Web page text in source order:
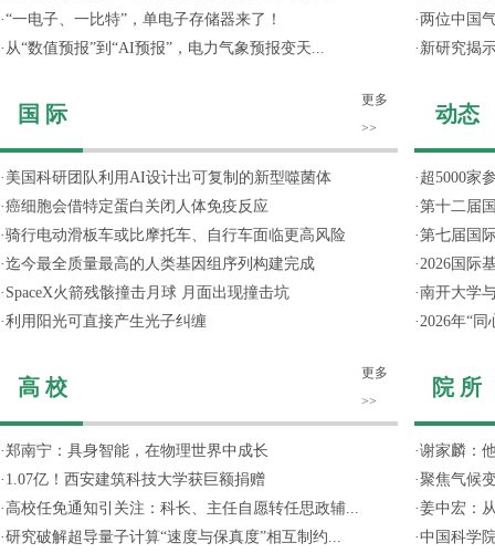
·“一电子、一比特”，单电子存储器来了！
· 从“数值预报”到“AI预报”，电力气象预报变天...
国 际
更多
>>
· 美国科研团队利用AI设计出可复制的新型噬菌体
·癌细胞会借特定蛋白关闭人体免疫反应
·骑行电动滑板车或比摩托车、自行车面临更高风险
·迄今最全质量最高的人类基因组序列构建完成
· SpaceX火箭残骸撞击月球 月面出现撞击坑
·利用阳光可直接产生光子纠缠
高 校
更多
>>
·郑南宁：具身智能，在物理世界中成长
· 1.07亿！西安建筑科技大学获巨额捐赠
· 高校任免通知引关注：科长、主任自愿转任思政辅...
·研究破解超导量子计算“速度与保真度”相互制约...
· 两位中国
· 新研究揭
动态
· 超5000家
·第十二届
·第七届国
·2026国际
·南开大学
·2026年“
院 所
·谢家麟：
·聚焦气候
·姜中宏：
·中国科学